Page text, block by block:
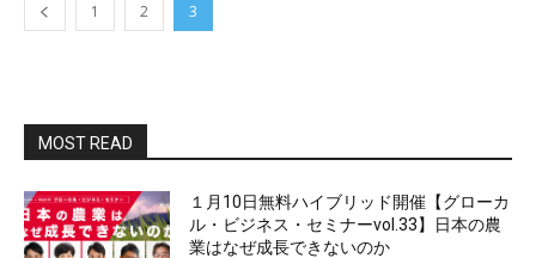
1 2 3
MOST READ
１月10日無料ハイブリッド開催【グローカ
ル・ビジネス・セミナーvol.33】日本の農
業はなぜ成長できないのか